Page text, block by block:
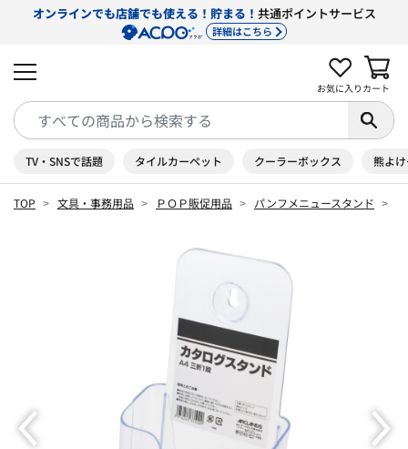
オンラインでも店舗でも使える！貯まる！ 共通ポイントサービス
詳細はこちら
お気に入り カート
TV・SNSで話題 タイルカーペット クーラーボックス 熊よ
TOP 文具・事務用品 ＰＯＰ販促用品 パンフメニュースタンド